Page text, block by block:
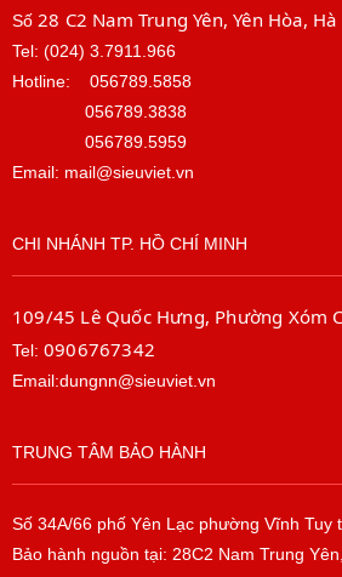
Số 28 C2 Nam Trung Yên, Yên Hòa, Hà
Tel: (024) 3.7911.966
Hotline: 056789.5858
056789.3838
056789.5959
Email: mail@sieuviet.vn
CHI NHÁNH TP. HỒ CHÍ MINH
109/45 Lê Quốc Hưng, Phường Xóm
Tel: 0906767342
Email:dungnn@sieuviet.vn
TRUNG TÂM BẢO HÀNH
Số 34A/66 phố Yên Lạc phường Vĩnh Tuy
Bảo hành nguồn tại: 28C2 Nam Trung